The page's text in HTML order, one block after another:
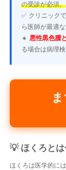
の受診が必須。
✅ クリニック
ら医師が最適な
🔸 悪性黒色腫
る場合は病理
💡 ほくろと
ほくろは医学的には